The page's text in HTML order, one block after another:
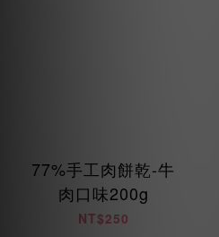
77%手工肉餅乾-牛
肉口味200g
NT$250